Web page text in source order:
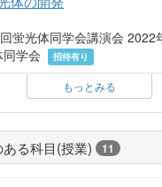
蛍光体同学会講演会 2022
同学会
招待有り
もっとみる
る科目(授業) 11